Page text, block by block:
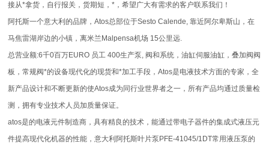
接从*拿货，自行报关，货期短，*，希望广大有需求的客户联系我们！
阿托斯一个意大利的品牌，Atos总部位于Sesto Calende, 靠近阿尔卑斯山，在
马焦雷湖岸边的小镇，离米兰Malpensa机场 15公里远.
总营业额:6千0百万EURO 员工 400生产泵, 阀和系统，油缸伺服油缸，叠加阀阀
板，常规阀*的设备现代化的现货和*加工手段，Atos是电液技术方面的专家，全
新产品设计和不断更新的使Atos成为同行业世界者之一，所有产品均通过质量检
测，拥有专业技术人员加质量保证。
atos是的电液元件制造商，具有精良的技术，能通过带电子器件的集成式液压元
件提高现代化机器的性能，意大利阿托斯叶片泵PFE-41045/1DT常用液压泵的